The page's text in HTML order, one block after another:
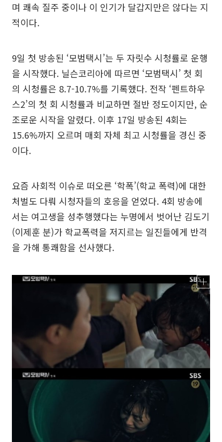
며 쾌속 질주 중이나 이 인기가 달갑지만은 않다는 지
적이다.
9일 첫 방송된 ‘모범택시’는 두 자릿수 시청률로 운행
을 시작했다. 닐슨코리아에 따르면 ‘모범택시’ 첫 회
의 시청률은 8.7-10.7%를 기록했다. 전작 ‘펜트하우
스2’의 첫 회 시청률과 비교하면 절반 정도이지만, 순
조로운 시작을 알렸다. 이후 17일 방송된 4회는
15.6%까지 오르며 매회 자체 최고 시청률을 경신 중
이다.
요즘 사회적 이슈로 떠오른 ‘학폭’(학교 폭력)에 대한
처벌도 다뤄 시청자들의 호응을 얻었다. 4회 방송에
서는 여고생을 성추행했다는 누명에서 벗어난 김도기
(이제훈 분)가 학교폭력을 저지르는 일진들에게 반격
을 가해 통쾌함을 선사했다.